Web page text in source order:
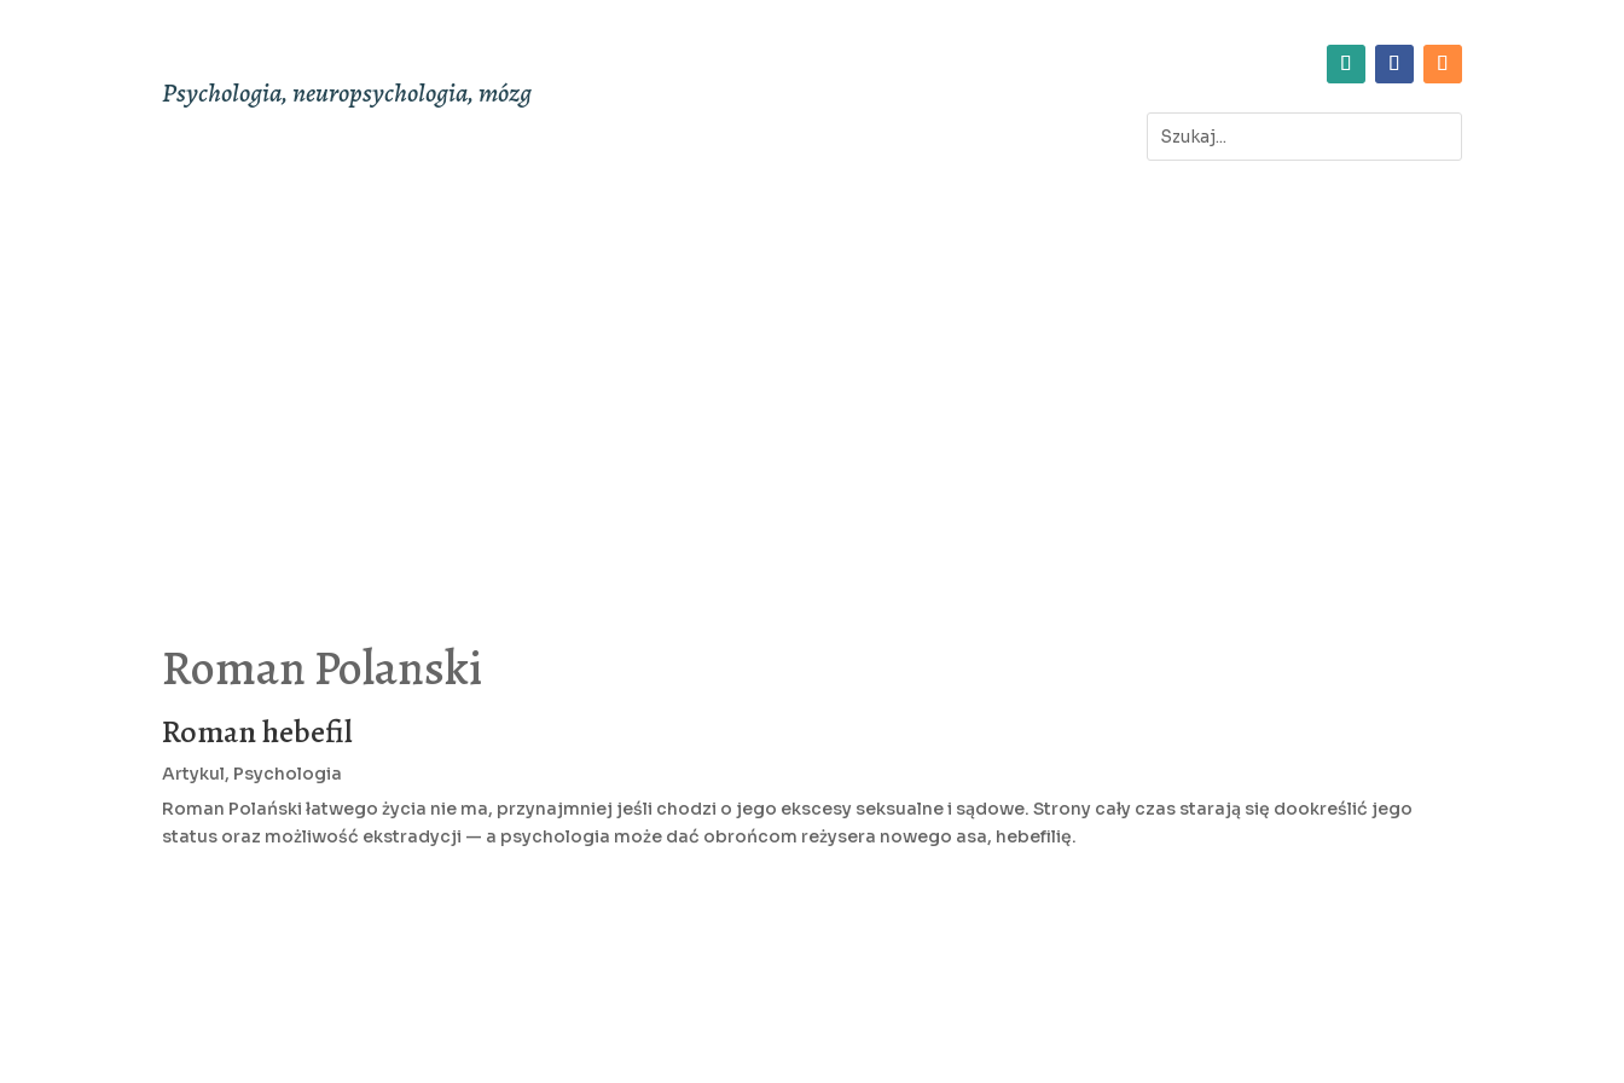
Psychologia, neuropsychologia, mózg
Roman Polanski
Roman hebefil
Artykul, Psychologia
Roman Polański łatwego życia nie ma, przynajmniej jeśli chodzi o jego ekscesy seksualne i sądowe. Strony cały czas starają się dookreślić jego
status oraz możliwość ekstradycji — a psychologia może dać obrońcom reżysera nowego asa, hebefilię.